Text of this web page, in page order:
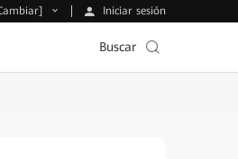
Iniciar sesión
Buscar